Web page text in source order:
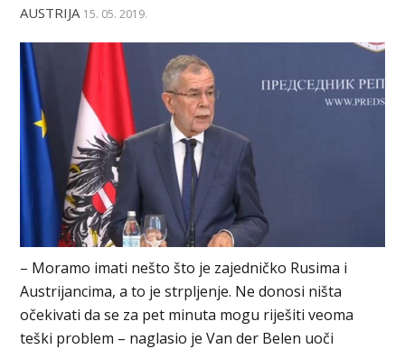
AUSTRIJA 15. 05. 2019.
– Moramo imati nešto što je zajedničko Rusima i
Austrijancima, a to je strpljenje. Ne donosi ništa
očekivati da se za pet minuta mogu riješiti veoma
teški problem – naglasio je Van der Belen uoči